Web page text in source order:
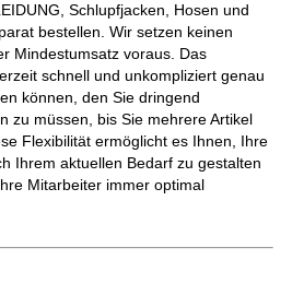
Schlupfjacken, Hosen und
bestellen. Wir setzen keinen
Mindestumsatz voraus. Das
schnell und unkompliziert genau
können, den Sie dringend
zu müssen, bis Sie mehrere Artikel
Flexibilität ermöglicht es Ihnen, Ihre
Ihrem aktuellen Bedarf zu gestalten
Mitarbeiter immer optimal